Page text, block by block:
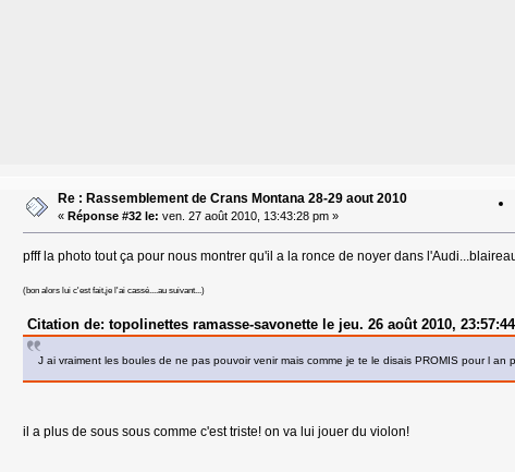
Re : Rassemblement de Crans Montana 28-29 aout 2010
« Réponse #32 le: ven. 27 août 2010, 13:43:28 pm »
pfff la photo tout ça pour nous montrer qu'il a la ronce de noyer dans
(bon alors lui c'est fait,je l'ai cassé....au suivant...)
Citation de: topolinettes ramasse-savonette le jeu. 26 août 2010,
J ai vraiment les boules de ne pas pouvoir venir mais comme je te le disais PROMIS pour l an
il a plus de sous sous comme c'est triste! on va lui jouer du violon!